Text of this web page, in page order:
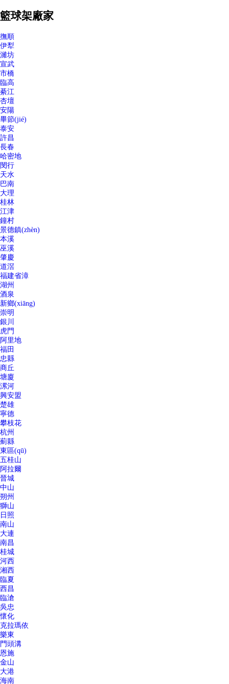
籃球架廠家
撫順
伊犁
濰坊
宣武
市橋
臨高
綦江
杏壇
安陽
畢節(jié)
泰安
許昌
長春
哈密地
閔行
天水
巴南
大理
桂林
江津
鐘村
景德鎮(zhèn)
本溪
巫溪
肇慶
道滘
福建省漳
湖州
酒泉
新鄉(xiāng)
崇明
銀川
虎門
阿里地
福田
忠縣
商丘
塘廈
漯河
興安盟
楚雄
寧德
攀枝花
杭州
薊縣
東區(qū)
五桂山
阿拉爾
晉城
中山
朔州
獅山
日照
南山
大連
南昌
桂城
河西
湘西
臨夏
西昌
臨滄
吳忠
懷化
克拉瑪依
樂東
門頭溝
恩施
金山
大港
海南